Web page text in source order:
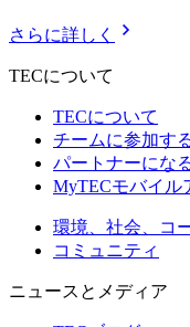
さらに詳しく
TECについて
TECについて
チームに参加す
パートナーにな
MyTECモバイル
環境、社会、コ
コミュニティ
ニュースとメディア